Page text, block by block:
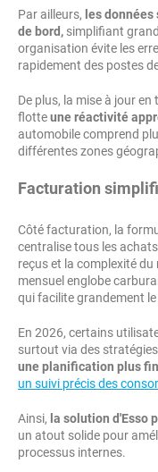
Par ailleurs, les
de bord, simplifiant
organisation évite les
rapidement des postes
De plus, la mise à jour
flotteune réactivité
automobile comprend
différentes zones
Facturation
Côté facturation, la
centralise tous les
reçus et la complexité
mensuel englobe
qui facilite grandement
En 2026, certains
surtout via des
une planification plus
un suivi précis des
Ainsi, la solution d'Esso
un atout solide pour
processus internes.